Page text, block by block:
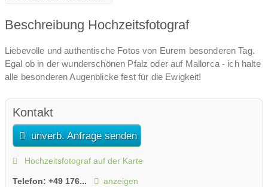
Beschreibung Hochzeitsfotograf
Liebevolle und authentische Fotos von Eurem besonderen Tag.
Egal ob in der wunderschönen Pfalz oder auf Mallorca - ich halte
alle besonderen Augenblicke fest für die Ewigkeit!
Kontakt
unverb. Anfrage senden
Hochzeitsfotograf auf der Karte
Telefon: +49 176... anzeigen